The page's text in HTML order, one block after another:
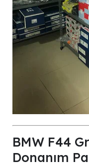
BMW F44
Donanım